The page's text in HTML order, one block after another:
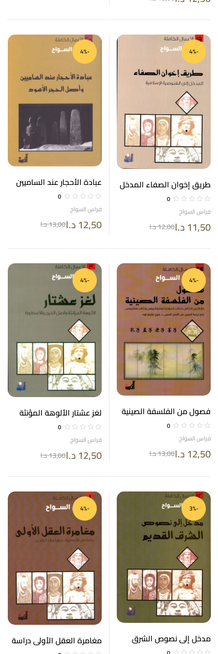
-4%
طريق إخوان الصفاء المدخل
إلى الغنوصية الإسلامية
الأعمال الكاملة 19
0
فراس السواح
12,00د.ا 11,50د.ا
-4%
عبادة الأحجار عند الساميين
وأصل الحجر الأسود الأعمال
الكاملة 25
0
فراس السواح
13,00د.ا 12,50د.ا
-4%
فصول من الفلسفة الصينية
الأعمال الكاملة 24
0
فراس السواح
13,00د.ا 12,50د.ا
-4%
لغز عشتار الألوهة المؤنثة
وأصل الدين والأسطورة
الأعمال الكاملة 3
0
فراس السواح
13,00د.ا 12,50د.ا
-3%
مدخل إلى نصوص الشرق
القديم الأعمال الكاملة 12
-4%
مغامرة العقل الأولى دراسة